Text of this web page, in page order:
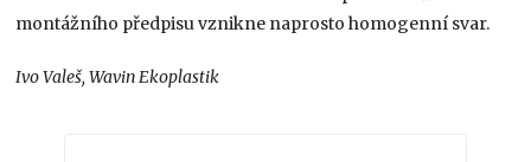
montážního předpisu vznikne naprosto homogenní svar.
Ivo Valeš, Wavin Ekoplastik